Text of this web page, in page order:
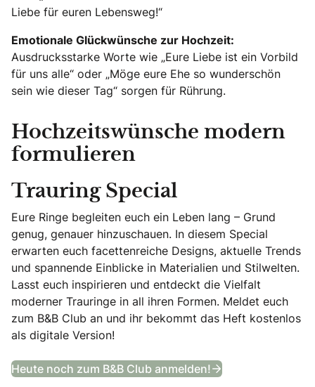
Liebe für euren Lebensweg!“
Emotionale Glückwünsche zur Hochzeit:
Ausdrucksstarke Worte wie „Eure Liebe ist ein Vorbild
für uns alle“ oder „Möge eure Ehe so wunderschön
sein wie dieser Tag“ sorgen für Rührung.
Hochzeitswünsche modern
formulieren
Trauring Special
Eure Ringe begleiten euch ein Leben lang – Grund
genug, genauer hinzuschauen. In diesem Special
erwarten euch facettenreiche Designs, aktuelle Trends
und spannende Einblicke in Materialien und Stilwelten.
Lasst euch inspirieren und entdeckt die Vielfalt
moderner Trauringe in all ihren Formen. Meldet euch
zum B&B Club an und ihr bekommt das Heft kostenlos
als digitale Version!
Heute noch zum B&B Club anmelden! Trauring Special